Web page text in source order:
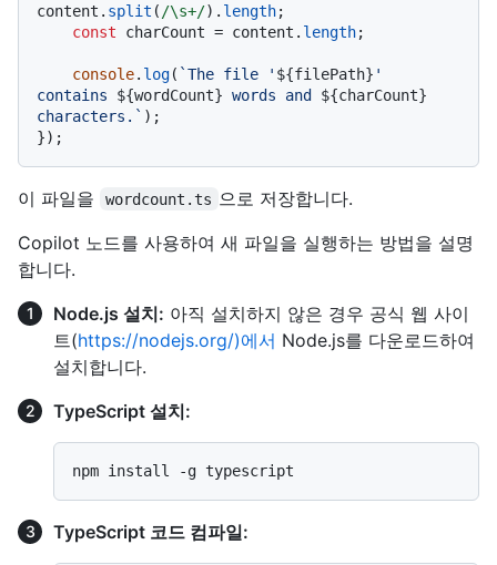
content. split ( /\s+/). length;
const charCount = content. length;
console. log( `The file ' ${filePath} '
contains ${wordCount} words and ${charCount}
characters.` );
이 파일을 wordcount.ts 으로 저장합니다.
Copilot 노드를 사용하여 새 파일을 실행하는 방법을 설명
합니다.
Node.js 설치: 아직 설치하지 않은 경우 공식 웹 사이
트(https://nodejs.org/)에서 Node.js를 다운로드하여
설치합니다.
TypeScript 설치:
TypeScript 코드 컴파일: